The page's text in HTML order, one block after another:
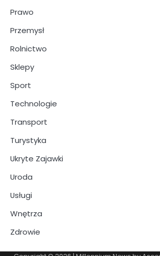
Prawo
Przemysł
Rolnictwo
Sklepy
Sport
Technologie
Transport
Turystyka
Ukryte Zajawki
Uroda
Usługi
Wnętrza
Zdrowie